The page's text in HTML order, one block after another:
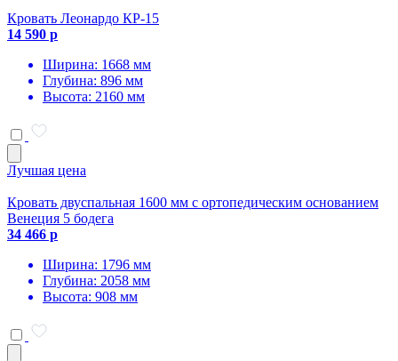
Кровать Леонардо КР-15
14 590 р
Ширина: 1668 мм
Глубина: 896 мм
Высота: 2160 мм
Лучшая цена
Кровать двуспальная 1600 мм с ортопедическим основанием
Венеция 5 бодега
34 466 р
Ширина: 1796 мм
Глубина: 2058 мм
Высота: 908 мм